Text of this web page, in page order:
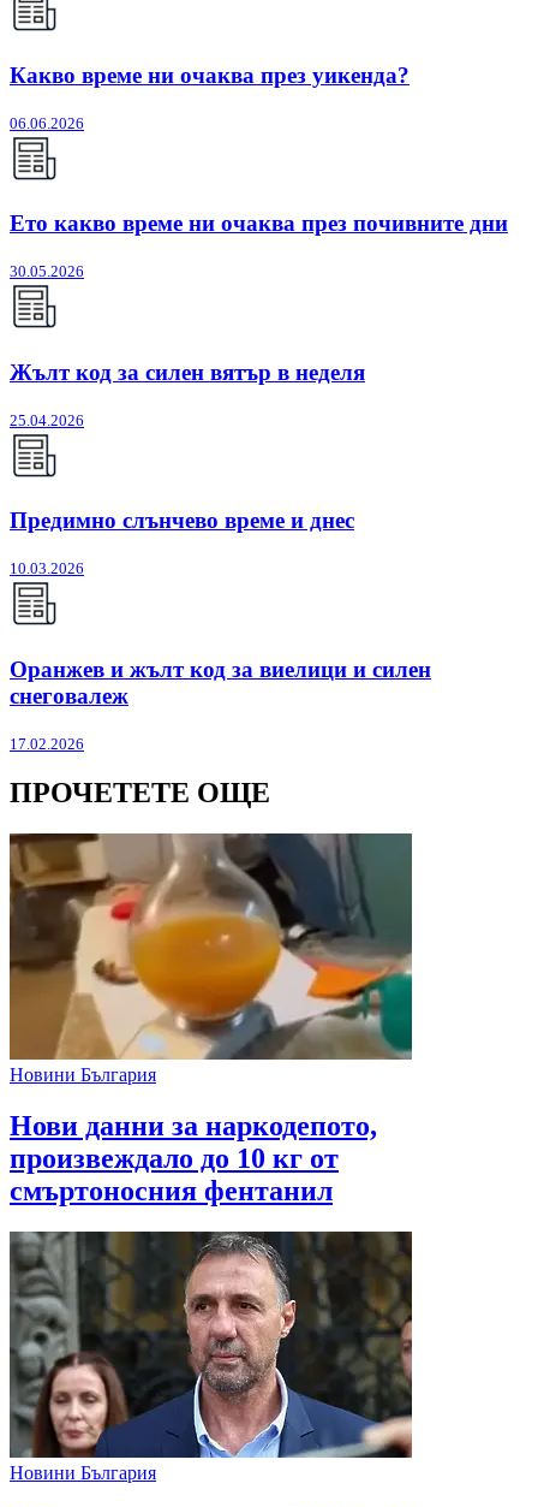
Какво време ни очаква през уикенда?
06.06.2026
Ето какво време ни очаква през почивните дни
30.05.2026
Жълт код за силен вятър в неделя
25.04.2026
Предимно слънчево време и днес
10.03.2026
Оранжев и жълт код за виелици и силен
снеговалеж
17.02.2026
ПРОЧЕТЕТЕ ОЩЕ
Новини България
Нови данни за наркодепото,
произвеждало до 10 кг от
смъртоносния фентанил
Новини България